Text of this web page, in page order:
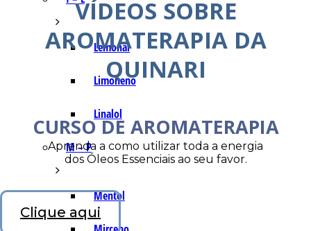
Lemonal
Limoneno
Linalol
M – P
Mentol
VÍDEOS SOBRE
AROMATERAPIA DA
QUINARI
CURSO DE AROMATERAPIA
Aprenda a como utilizar toda a energia
dos Óleos Essenciais ao seu favor.
Clique aqui